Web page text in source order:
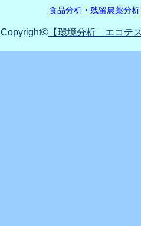
食品分析・残留農薬分析
Copyright© 【環境分析 エコテ